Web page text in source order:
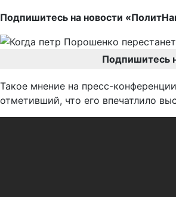
Подпишитесь на новости
Подпишитесь
Такое мнение на пресс-
отметивший, что его впечатлило